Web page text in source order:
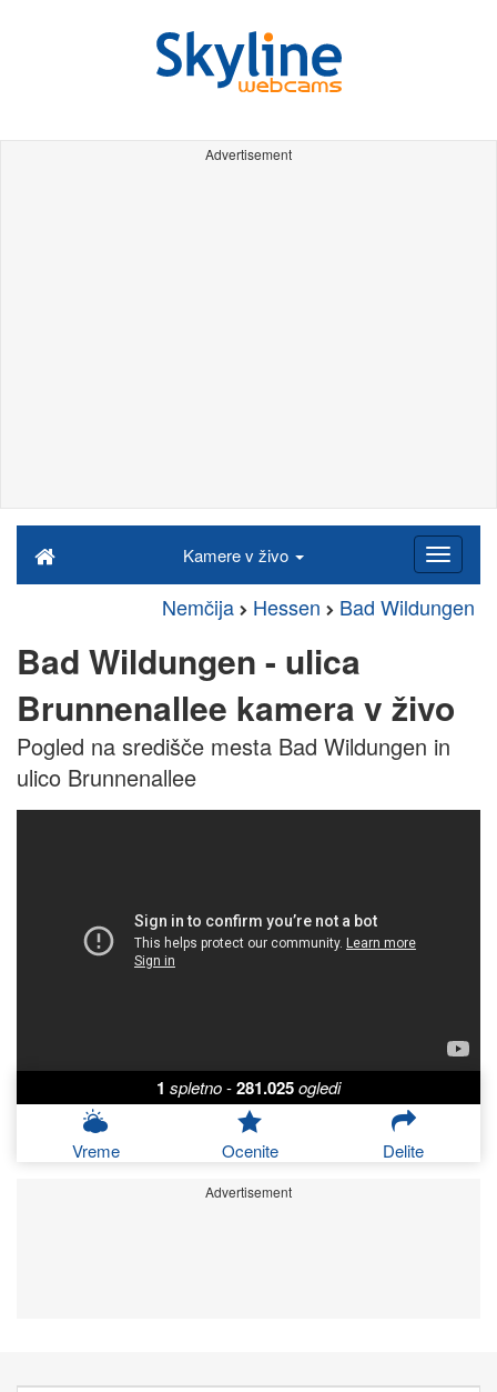
Advertisement
Kamere v živo
Nemčija Hessen Bad Wildungen
Bad Wildungen - ulica
Brunnenallee kamera v živo
Pogled na središče mesta Bad Wildungen in
ulico Brunnenallee
1 spletno-281.025ogledi
Vreme Ocenite Delite
Advertisement